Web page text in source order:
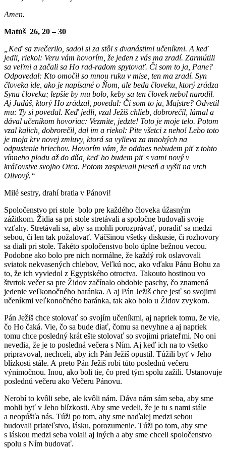
Amen.
Matúš 26, 20 – 30
„Keď sa zvečerilo, sadol si za stôl s dvanástimi učeníkmi. A keď
jedli, riekol: Veru vám hovorím, že jeden z vás ma zradí. Zarmútili
sa veľmi a začali sa Ho rad-radom spytovať. Či som to ja, Pane?
Odpovedal: Kto omočil so mnou ruku v mise, ten ma zradí. Syn
človeka ide, ako je napísané o Ňom, ale beda človeku, ktorý zrádza
Syna človeka; lepšie by mu bolo, keby sa ten človek nebol narodil.
Aj Judáš, ktorý Ho zrádzal, povedal: Či som to ja, Majstre? Odvetil
mu: Ty si povedal. Keď jedli, vzal Ježiš chlieb, dobrorečil, lámal a
dával učeníkom hovoriac: Vezmite, jedzte! Toto je moje telo. Potom
vzal kalich, dobrorečil, dal im a riekol: Pite všetci z neho! Lebo toto
je moja krv novej zmluvy, ktorá sa vylieva za mnohých na
odpustenie hriechov. Hovorím vám, že oddnes nebudem piť z tohto
vínneho plodu až do dňa, keď ho budem piť s vami nový v
kráľovstve svojho Otca. Potom zaspievali pieseň a vyšli na vrch
Olivový.“
Milé sestry, drahí bratia v Pánovi!
Spoločenstvo pri stole bolo pre každého človeka úžasným
zážitkom. Židia sa pri stole stretávali a spoločne budovali svoje
vzťahy. Stretávali sa, aby sa mohli porozprávať, poradiť sa medzi
sebou, či len tak požalovať. Väčšinou všetky diskusie, či rozhovory
sa diali pri stole. Takéto spoločenstvo bolo úplne bežnou vecou.
Podobne ako bolo pre nich normálne, že každý rok oslavovali
sviatok nekvasených chlebov, Veľkú noc, ako vďaku Pánu Bohu za
to, že ich vyviedol z Egyptského otroctva. Takouto hostinou vo
štvrtok večer sa pre Židov začínalo obdobie paschy, čo znamená
jedenie veľkonočného baránka. A aj Pán Ježiš chce jesť so svojimi
učeníkmi veľkonočného baránka, tak ako bolo u Židov zvykom.
Pán Ježiš chce stolovať so svojím učeníkmi, aj napriek tomu, že vie,
čo Ho čaká. Vie, čo sa bude diať, čomu sa nevyhne a aj napriek
tomu chce posledný krát ešte stolovať so svojimi priateľmi. No oni
nevedia, že je to posledná večera s Ním. Aj keď ich na to všetko
pripravoval, nechceli, aby ich Pán Ježiš opustil. Túžili byť v Jeho
blízkosti stále. A preto Pán Ježiš robí túto poslednú večeru
výnimočnou. Inou, ako boli tie, čo pred tým spolu zažili. Ustanovuje
poslednú večeru ako Večeru Pánovu.
Nerobí to kvôli sebe, ale kvôli nám. Dáva nám sám seba, aby sme
mohli byť v Jeho blízkosti. Aby sme vedeli, že je tu s nami stále
a neopúšťa nás. Túži po tom, aby sme naďalej medzi sebou
budovali priateľstvo, lásku, porozumenie. Túži po tom, aby sme
s láskou medzi seba volali aj iných a aby sme chceli spoločenstvo
spolu s Ním budovať.